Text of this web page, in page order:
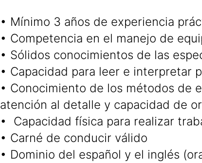
• Mínimo 3 años de experiencia
• Competencia en el manejo de
• Sólidos conocimientos de las
• Capacidad para leer e interpretar
• Conocimiento de los métodos de
atención al detalle y capacidad de
• Capacidad física para realizar
• Carné de conducir válido
• Dominio del español y el inglés